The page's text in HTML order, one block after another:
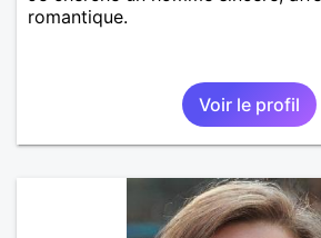
romantique.
Voir le profil